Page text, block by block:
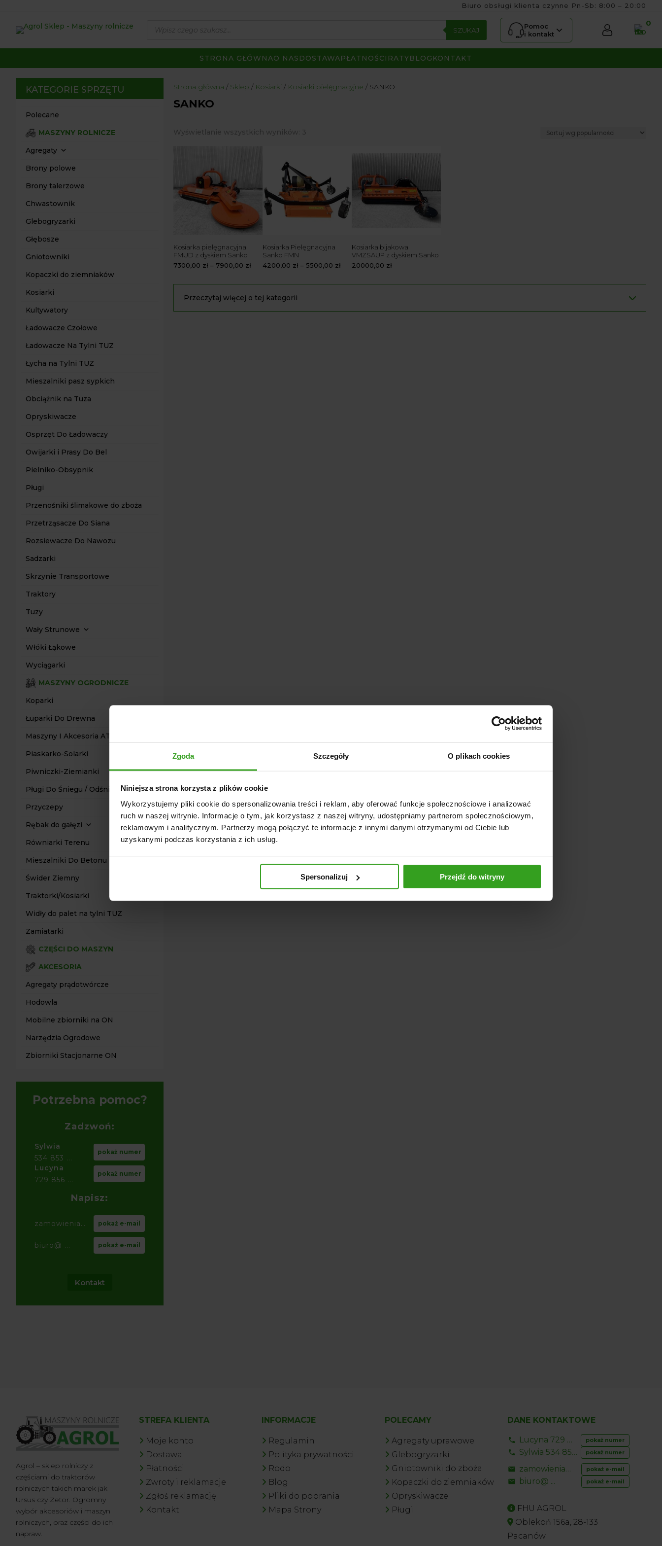
Zgoda Szczegóły O plikach cookies
Niniejsza strona korzysta z plików cookie
Wykorzystujemy pliki cookie do spersonalizowania treści i reklam, aby oferować funkcje społecznościowe i analizować
ruch w naszej witrynie. Informacje o tym, jak korzystasz z naszej witryny, udostępniamy partnerom społecznościowym,
reklamowym i analitycznym. Partnerzy mogą połączyć te informacje z innymi danymi otrzymanymi od Ciebie lub
uzyskanymi podczas korzystania z ich usług.
Spersonalizuj Przejdź do witryny
Biuro obsługi klienta czynne Pn-Sb: 8:00 – 20:00
produktów SZUKAJ
Pomoc
i kontakt
0
STRONA GŁÓWNAO NAS DOSTAWAPŁATNOŚCI RATYBLOG KONTAKT
KATEGORIE SPRZĘTU
Polecane
MASZYNY ROLNICZE
Agregaty
Brony polowe
Brony talerzowe
Chwastownik
Glebogryzarki
Głębosze
Gniotowniki
Kopaczki do ziemniaków
Kosiarki
Kultywatory
Ładowacze Czołowe
Ładowacze Na Tylni TUZ
Łycha na Tylni TUZ
Mieszalniki pasz sypkich
Obciążnik na Tuza
Opryskiwacze
Osprzęt Do Ładowaczy
Owijarki i Prasy Do Bel
Pielniko-Obsypnik
Pługi
Przenośniki ślimakowe do zboża
Przetrząsacze Do Siana
Rozsiewacze Do Nawozu
Sadzarki
Skrzynie Transportowe
Traktory
Tuzy
Wały Strunowe
Włóki Łąkowe
Wyciągarki
MASZYNY OGRODNICZE
Koparki
Łuparki Do Drewna
Maszyny I Akcesoria ATV Quad
Piaskarko-Solarki
Piwniczki-Ziemianki
Pługi Do Śniegu / Odśnieżarki
Przyczepy
Rębak do gałęzi
Równiarki Terenu
Mieszalniki Do Betonu
Świder Ziemny
Traktorki/Kosiarki
Widły do palet na tylni TUZ
Zamiatarki
CZĘŚCI DO MASZYN
AKCESORIA
Agregaty prądotwórcze
Hodowla
Mobilne zbiorniki na ON
Narzędzia Ogrodowe
Zbiorniki Stacjonarne ON
Potrzebna pomoc?
Zadzwoń:
Sylwia
534 853 ...
pokaż numer
Lucyna
729 856 ...
pokaż numer
Napisz:
zamowienia@ ... pokaż e-mail
biuro@ ... pokaż e-mail
Kontakt
Strona główna Sklep Kosiarki Kosiarki pielęgnacyjne SANKO
SANKO
Wyświetlanie wszystkich wyników: 3
Kosiarka pielęgnacyjna
FMUD z dyskiem Sanko
7300,00 zł – 7900,00 zł
Kosiarka Pielęgnacyjna
Sanko FMN
4200,00 zł – 5500,00 zł
Kosiarka bijakowa
VMZSAUP z dyskiem Sanko
20000,00 zł
Przeczytaj więcej o tej kategorii
Agrol – sklep rolniczy z
częściami do traktorów
rolniczych takich marek jak
Ursus czy Zetor. Ogromny
wybór akcesoriów i maszyn
rolniczych, oraz części do ich
napraw.
STREFA KLIENTA
Moje konto
Dostawa
Płatności
Zwroty i reklamacje
Zgłoś reklamację
Kontakt
INFORMACJE
Regulamin
Polityka prywatności
Rodo
Blog
Pliki do pobrania
Mapa Strony
POLECAMY
Agregaty uprawowe
Glebogryzarki
Gniotowniki do zboża
Kopaczki do ziemniaków
Opryskiwacze
Pługi
DANE KONTAKTOWE
Lucyna 729 856 ... pokaż numer
Sylwia 534 853 ... pokaż numer
zamowienia@ ... pokaż e-mail
biuro@ ... pokaż e-mail
FHU AGROL
Oblekoń 156a, 28-133
Pacanów